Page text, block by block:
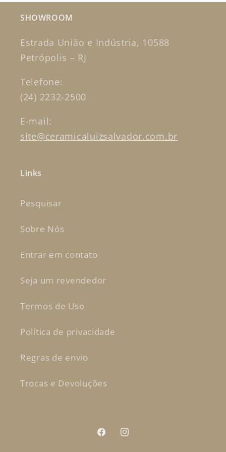
SHOWROOM
Estrada União e Indústria, 10588
Petrópolis – RJ
Telefone:
(24) 2232-2500
E-mail:
site@ceramicaluizsalvador.com.br
Links
Pesquisar
Sobre Nós
Entrar em contato
Seja um revendedor
Termos de Uso
Política de privacidade
Regras de envio
Trocas e Devoluções
FacebookInstagram